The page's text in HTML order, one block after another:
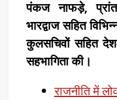
पंकज नाफड़े,
भारद्वाज सहित
कुलसचिवों सहित
सहभागिता की।
राजनीति में